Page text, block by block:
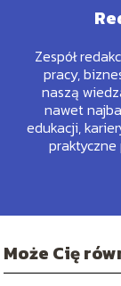
Zespół
pracy,
naszą
nawet
edukacji,
praktyczne
Może Cię